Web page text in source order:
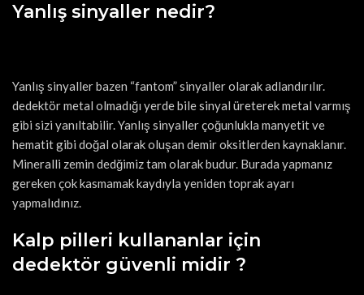
Yanlış sinyaller nedir?
Yanlış sinyaller bazen “fantom” sinyaller olarak adlandırılır.
dedektör metal olmadığı yerde bile sinyal üreterek metal varmış
gibi sizi yanıltabilir. Yanlış sinyaller çoğunlukla manyetit ve
hematit gibi doğal olarak oluşan demir oksitlerden kaynaklanır.
Mineralli zemin dedğimiz tam olarak budur. Burada yapmanız
gereken çok kasmamak kaydıyla yeniden toprak ayarı
yapmalıdınız.
Kalp pilleri kullananlar için
dedektör güvenli midir ?